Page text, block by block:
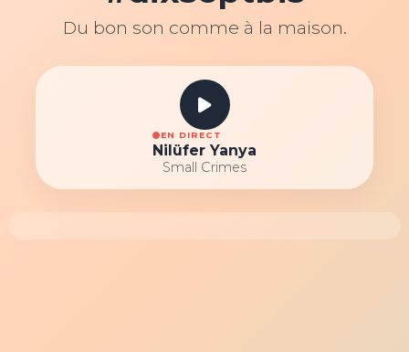
Du bon son comme à la maison.
EN DIRECT
Nilüfer Yanya
Small Crimes